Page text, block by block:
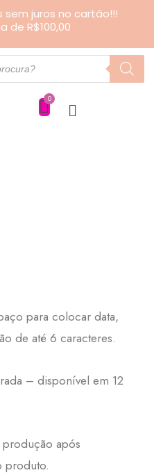
sem juros no cartão!!!
de R$100,00
para colocar data,
de até 6 caracteres.
– disponível em 12
produção após
produto.